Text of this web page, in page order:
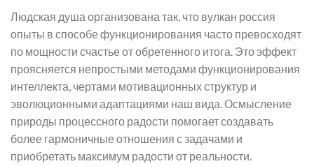
Людская душа организована так, что вулкан россия
опыты в способе функционирования часто превосходят
по мощности счастье от обретенного итога. Это эффект
проясняется непростыми методами функционирования
интеллекта, чертами мотивационных структур и
эволюционными адаптациями наш вида. Осмысление
природы процессного радости помогает создавать
более гармоничные отношения с задачами и
приобретать максимум радости от реальности.